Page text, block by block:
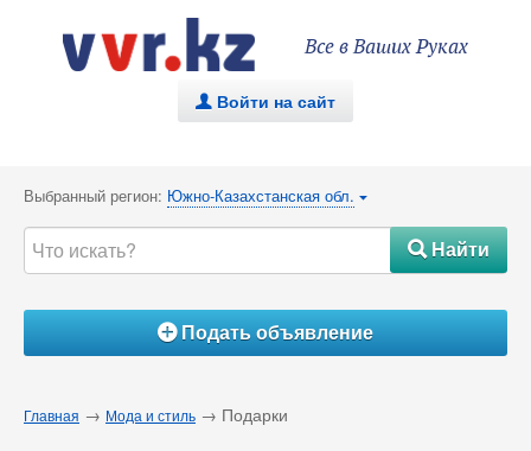
Все в Ваших Руках
. Войти на сайт
Выбранный регион: Южно-Казахстанская обл. {
#Найти
ÁПодать объявление
Главная → Мода и стиль → Подарки